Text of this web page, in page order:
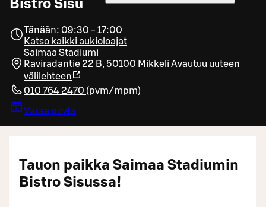
Bistro Sisu
Tänään: 09:30 - 17:00
Katso kaikki aukioloajat
Saimaa Stadiumi
Raviradantie 22 B, 50100 Mikkeli Avautuu uuteen
välilehteen
010 764 2470 (pvm/mpm)
Varaa pöytä
Tauon paikka Saimaa Stadiumin
Bistro Sisussa!